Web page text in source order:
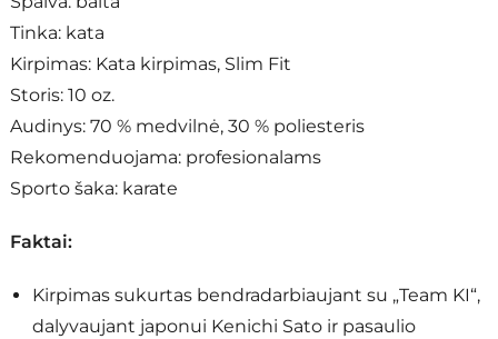
Tinka: kata
Kirpimas: Kata kirpimas, Slim Fit
Storis: 10 oz.
Audinys: 70 % medvilnė, 30 % poliesteris
Rekomenduojama: profesionalams
Sporto šaka: karate
Faktai:
Kirpimas sukurtas bendradarbiaujant su „Team KI“,
dalyvaujant japonui Kenichi Sato ir pasaulio